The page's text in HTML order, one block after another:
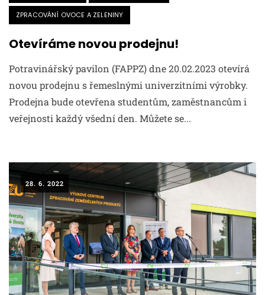
ZPRACOVÁNÍ OVOCE A ZELENINY
Otevíráme novou prodejnu!
Potravinářský pavilon (FAPPZ) dne 20.02.2023 otevírá
novou prodejnu s řemeslnými univerzitními výrobky.
Prodejna bude otevřena studentům, zaměstnancům i
veřejnosti každý všední den. Můžete se...
28. 6. 2022